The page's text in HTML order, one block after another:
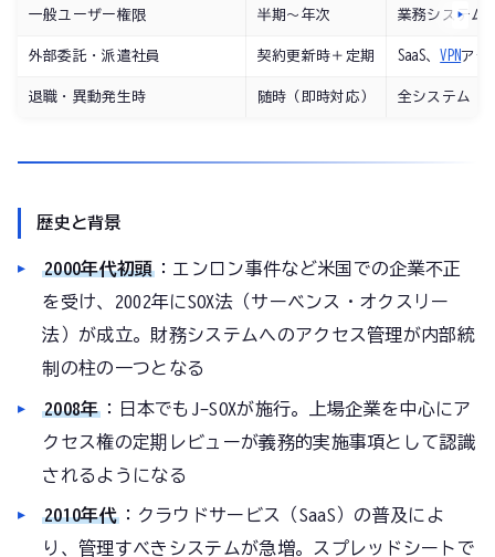
一般ユーザー権限 半期〜年次 業務システム
外部委託・派遣社員 契約更新時＋定期 SaaS、 VPNアク
退職・異動発生時 随時（即時対応） 全システム
歴史と背景
2000年代初頭 ：エンロン事件など米国での企業不正
を受け、2002年にSOX法（サーベンス・オクスリー
法）が成立。財務システムへのアクセス管理が内部統
制の柱の一つとなる
2008年 ：日本でもJ-SOXが施行。上場企業を中心にア
クセス権の定期レビューが義務的実施事項として認識
されるようになる
2010年代：クラウドサービス（SaaS）の普及によ
り、管理すべきシステムが急増。スプレッドシートで